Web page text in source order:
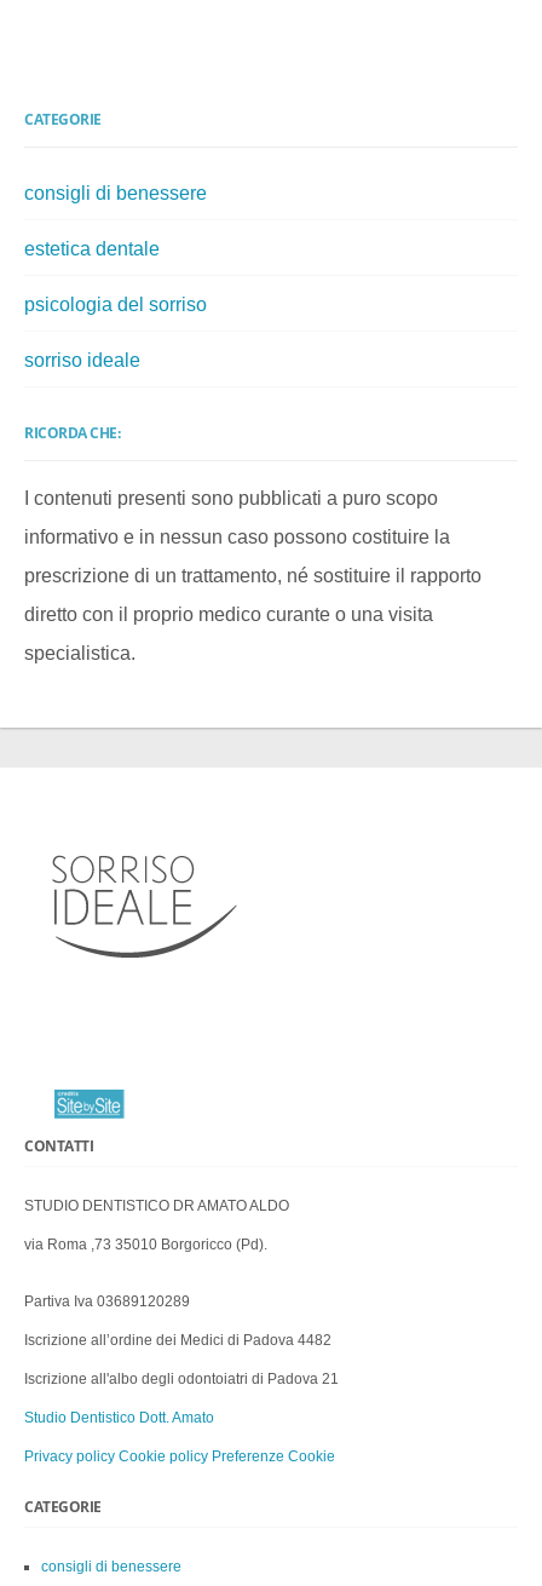
CATEGORIE
consigli di benessere
estetica dentale
psicologia del sorriso
sorriso ideale
RICORDA CHE:
I contenuti presenti sono pubblicati a puro scopo
informativo e in nessun caso possono costituire la
prescrizione di un trattamento, né sostituire il rapporto
diretto con il proprio medico curante o una visita
specialistica.
CONTATTI
STUDIO DENTISTICO DR AMATO ALDO
via Roma ,73 35010 Borgoricco (Pd).
Partiva Iva 03689120289
Iscrizione all’ordine dei Medici di Padova 4482
Iscrizione all'albo degli odontoiatri di Padova 21
Studio Dentistico Dott. Amato
Privacy policy Cookie policy Preferenze Cookie
CATEGORIE
consigli di benessere